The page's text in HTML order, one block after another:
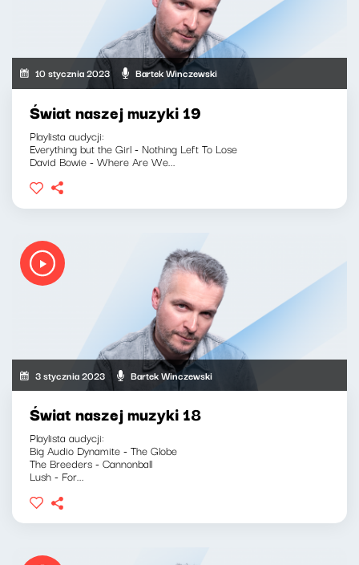
10 stycznia 2023 Bartek Winczewski
Świat naszej muzyki 19
Playlista audycji:
Everything but the Girl - Nothing Left To Lose
David Bowie - Where Are We...
3 stycznia 2023 Bartek Winczewski
Świat naszej muzyki 18
Playlista audycji:
Big Audio Dynamite - The Globe
The Breeders - Cannonball
Lush - For...